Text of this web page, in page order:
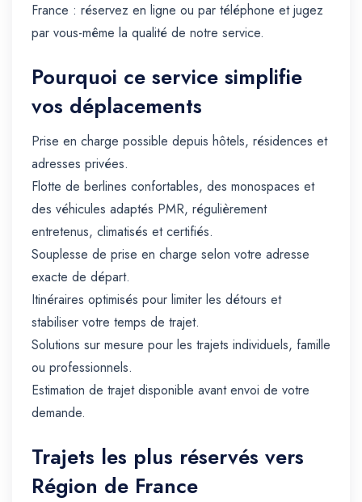
France : réservez en ligne ou par téléphone et jugez
par vous-même la qualité de notre service.
Pourquoi ce service simplifie
vos déplacements
Prise en charge possible depuis hôtels, résidences et
adresses privées.
Flotte de berlines confortables, des monospaces et
des véhicules adaptés PMR, régulièrement
entretenus, climatisés et certifiés.
Souplesse de prise en charge selon votre adresse
exacte de départ.
Itinéraires optimisés pour limiter les détours et
stabiliser votre temps de trajet.
Solutions sur mesure pour les trajets individuels, famille
ou professionnels.
Estimation de trajet disponible avant envoi de votre
demande.
Trajets les plus réservés vers
Région de France